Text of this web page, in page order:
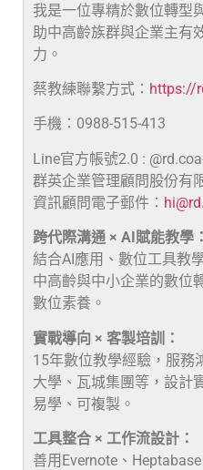
我是一位專精於數位轉型
助中高齡族群與企業主有
力。
蔡教練聯繫方式： https://
手機：0988-515-413
Line官方帳號2.0 :
群英企業管理顧問股份有
資訊顧問電子郵件：
跨代際溝通 × AI賦能教學：
結合AI應用、數位工具教
中高齡與中小企業的數位
數位素養。
實戰導向 × 客製培訓：
15年數位教學經驗，服務
大學、瓦城集團等，設計
易學、可複製。
工具整合 × 工作流設計：
善用Evernote、